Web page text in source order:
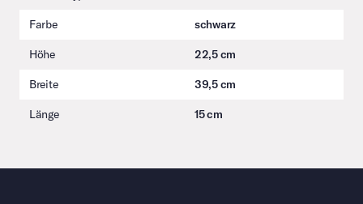
Farbe schwarz
Höhe 22,5 cm
Breite 39,5 cm
Länge 15 cm